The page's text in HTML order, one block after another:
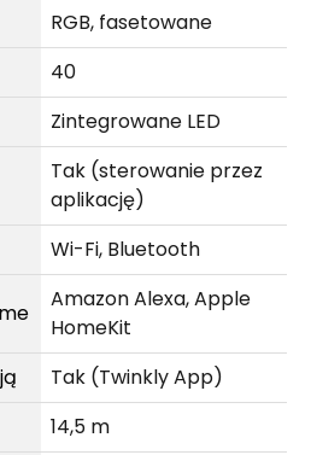
RGB, fasetowane
40
Zintegrowane LED
Tak (sterowanie przez
aplikację)
Wi-Fi, Bluetooth
Amazon Alexa, Apple
HomeKit
Tak (Twinkly App)
14,5 m